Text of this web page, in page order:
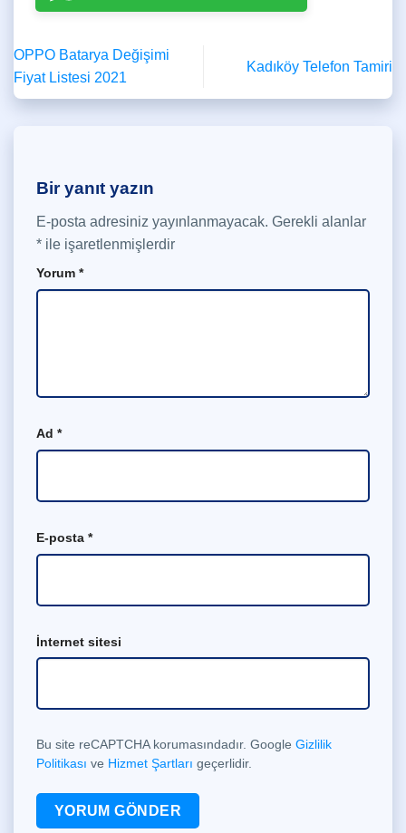
OPPO Batarya Değişimi
Fiyat Listesi 2021
Kadıköy Telefon Tamiri
Bir yanıt yazın
E-posta adresiniz yayınlanmayacak. Gerekli alanlar
* ile işaretlenmişlerdir
Yorum *
Ad *
E-posta *
İnternet sitesi
Bu site reCAPTCHA korumasındadır. Google Gizlilik
Politikası ve Hizmet Şartları geçerlidir.